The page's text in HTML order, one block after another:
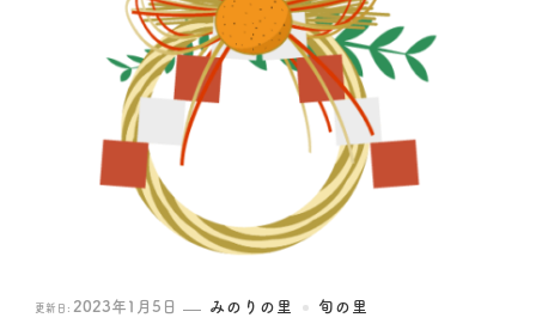
更新日: 2023年1月5日 みのりの里 旬の里